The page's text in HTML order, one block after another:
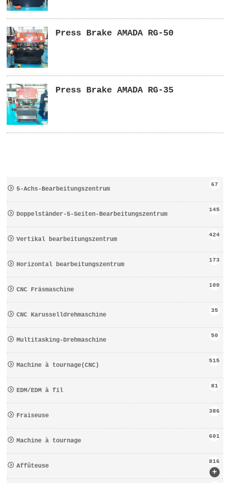
Press Brake AMADA RG-50
Press Brake AMADA RG-35
5-Achs-Bearbeitungszentrum
67
Doppelständer-5-Seiten-Bearbeitungszentrum
145
Vertikal bearbeitungszentrum
424
Horizontal bearbeitungszentrum
173
CNC Fräsmaschine
100
CNC Karusselldrehmaschine
35
Multitasking-Drehmaschine
50
Machine à tournage(CNC)
515
EDM/EDM à fil
81
Fraiseuse
386
Machine à tournage
601
+
Affûteuse
816